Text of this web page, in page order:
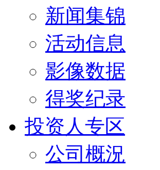
新闻集锦
活动信息
影像数据
得奖纪录
投资人专区
公司概況